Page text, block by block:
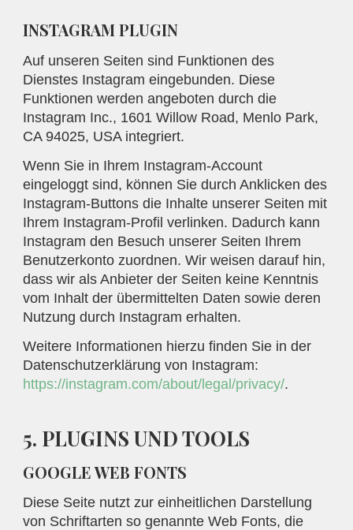
INSTAGRAM PLUGIN
Auf unseren Seiten sind Funktionen des
Dienstes Instagram eingebunden. Diese
Funktionen werden angeboten durch die
Instagram Inc., 1601 Willow Road, Menlo Park,
CA 94025, USA integriert.
Wenn Sie in Ihrem Instagram-Account
eingeloggt sind, können Sie durch Anklicken des
Instagram-Buttons die Inhalte unserer Seiten mit
Ihrem Instagram-Profil verlinken. Dadurch kann
Instagram den Besuch unserer Seiten Ihrem
Benutzerkonto zuordnen. Wir weisen darauf hin,
dass wir als Anbieter der Seiten keine Kenntnis
vom Inhalt der übermittelten Daten sowie deren
Nutzung durch Instagram erhalten.
Weitere Informationen hierzu finden Sie in der
Datenschutzerklärung von Instagram:
https://instagram.com/about/legal/privacy/.
5. PLUGINS UND TOOLS
GOOGLE WEB FONTS
Diese Seite nutzt zur einheitlichen Darstellung
von Schriftarten so genannte Web Fonts, die